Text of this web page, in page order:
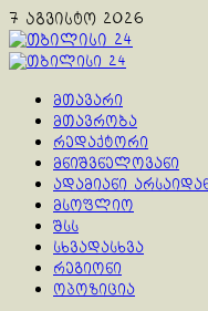
Skip
to
content
7 აგვისტო 2026
Primary
მთავარი
მთავრობა
რედაქტორი
მნიშვნელოვანი
ადამიანი
მსოფლიო
შსს
სხვადასხვა
რეგიონი
ოპოზიცია